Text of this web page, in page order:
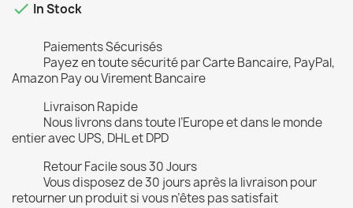
 In Stock
Paiements Sécurisés
Payez en toute sécurité par Carte Bancaire, PayPal,
Amazon Pay ou Virement Bancaire
Livraison Rapide
Nous livrons dans toute l’Europe et dans le monde
entier avec UPS, DHL et DPD
Retour Facile sous 30 Jours
Vous disposez de 30 jours après la livraison pour
retourner un produit si vous n’êtes pas satisfait